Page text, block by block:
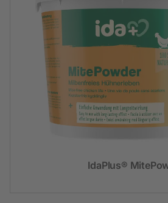
IdaPlus®